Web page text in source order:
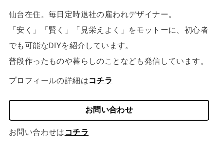
仙台在住。毎日定時退社の雇われデザイナー。
「安く」「賢く」「見栄えよく」をモットーに、初心者
でも可能なDIYを紹介しています。
普段作ったものや暮らしのことなども発信しています。
プロフィールの詳細はコチラ
お問い合わせ
お問い合わせはコチラ